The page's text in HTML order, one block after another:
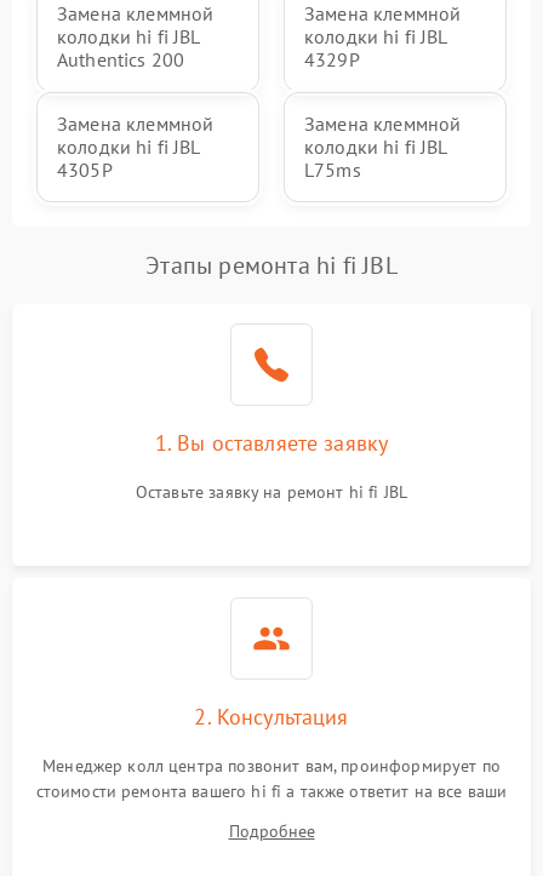
Замена клеммной
колодки hi fi JBL
Authentics 200
Замена клеммной
колодки hi fi JBL
4329P
Замена клеммной
колодки hi fi JBL
4305P
Замена клеммной
колодки hi fi JBL
L75ms
Этапы ремонта hi fi JBL
1. Вы оставляете заявку
Оставьте заявку на ремонт hi fi JBL
2. Консультация
Менеджер колл центра позвонит вам, проинформирует по
стоимости ремонта вашего hi fi а также ответит на все ваши
Подробнее